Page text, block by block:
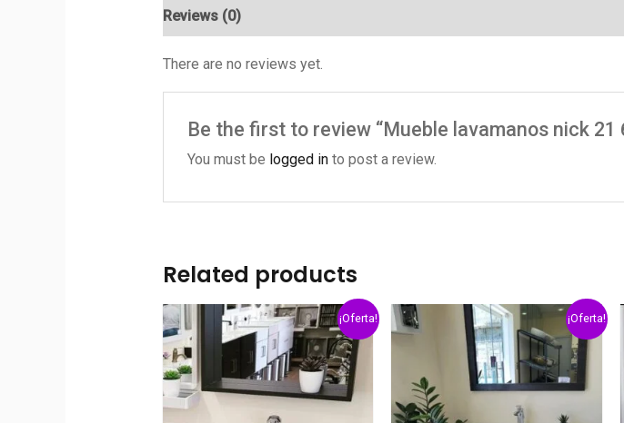
Reviews (0)
There are no reviews yet.
Be the first to review “Mueble lavamanos nick 21
You must be logged in to post a review.
Related products
¡Oferta! ¡Oferta!